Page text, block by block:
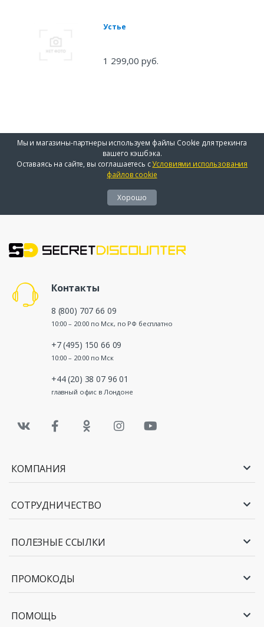
Устье
1 299,00 руб.
Мы и магазины-партнеры используем файлы Cookie для трекинга
вашего кэшбэка.
Оставаясь на сайте, вы соглашаетесь сУсловиями использования
файлов cookie
Хорошо
Контакты
8 (800) 707 66 09
10:00 – 20:00 по Мск, по РФ бесплатно
+7 (495) 150 66 09
10:00 – 20:00 по Мск
+44 (20) 38 07 96 01
главный офис в Лондоне
КОМПАНИЯ
СОТРУДНИЧЕСТВО
ПОЛЕЗНЫЕ ССЫЛКИ
ПРОМОКОДЫ
ПОМОЩЬ